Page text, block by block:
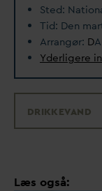
Sted:
Tid: Den
Arrangør: D
Yderligere
DRIKKEVAND
Læs også: